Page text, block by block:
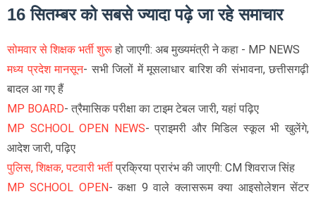
16 सितम्बर को सबसे ज्यादा पढ़े जा रहे समाचार
सोमवार से शिक्षक भर्ती शुरू हो जाएगी: अब मुख्यमंत्री ने कहा - MP NEWS
मध्य प्रदेश मानसून- सभी जिलों में मूसलाधार बारिश की संभावना, छत्तीसगढ़ी
बादल आ गए हैं
MP BOARD- त्रैमासिक परीक्षा का टाइम टेबल जारी, यहां पढ़िए
MP SCHOOL OPEN NEWS- प्राइमरी और मिडिल स्कूल भी खुलेंगे,
आदेश जारी, पढ़िए
पुलिस, शिक्षक, पटवारी भर्ती प्रक्रिया प्रारंभ की जाएगी: CM शिवराज सिंह
MP SCHOOL OPEN- कक्षा 9 वाले क्लासरूम क्या आइसोलेशन सेंटर